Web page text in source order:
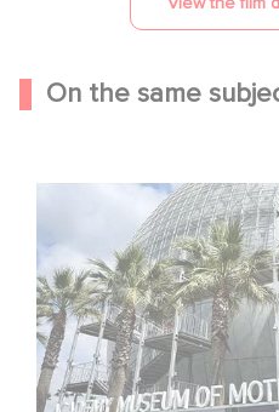
On the same
Gaumont celebrates its
Academy Museum in Los